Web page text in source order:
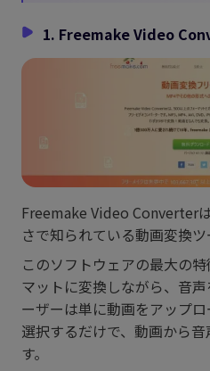
1. Freemake Video
Freemake Video Converter
さで知られている動画変換ツ
このソフトウェアの最大の
マットに変換しながら、音
ーザーは単に動画をアップ
選択するだけで、動画から
す。